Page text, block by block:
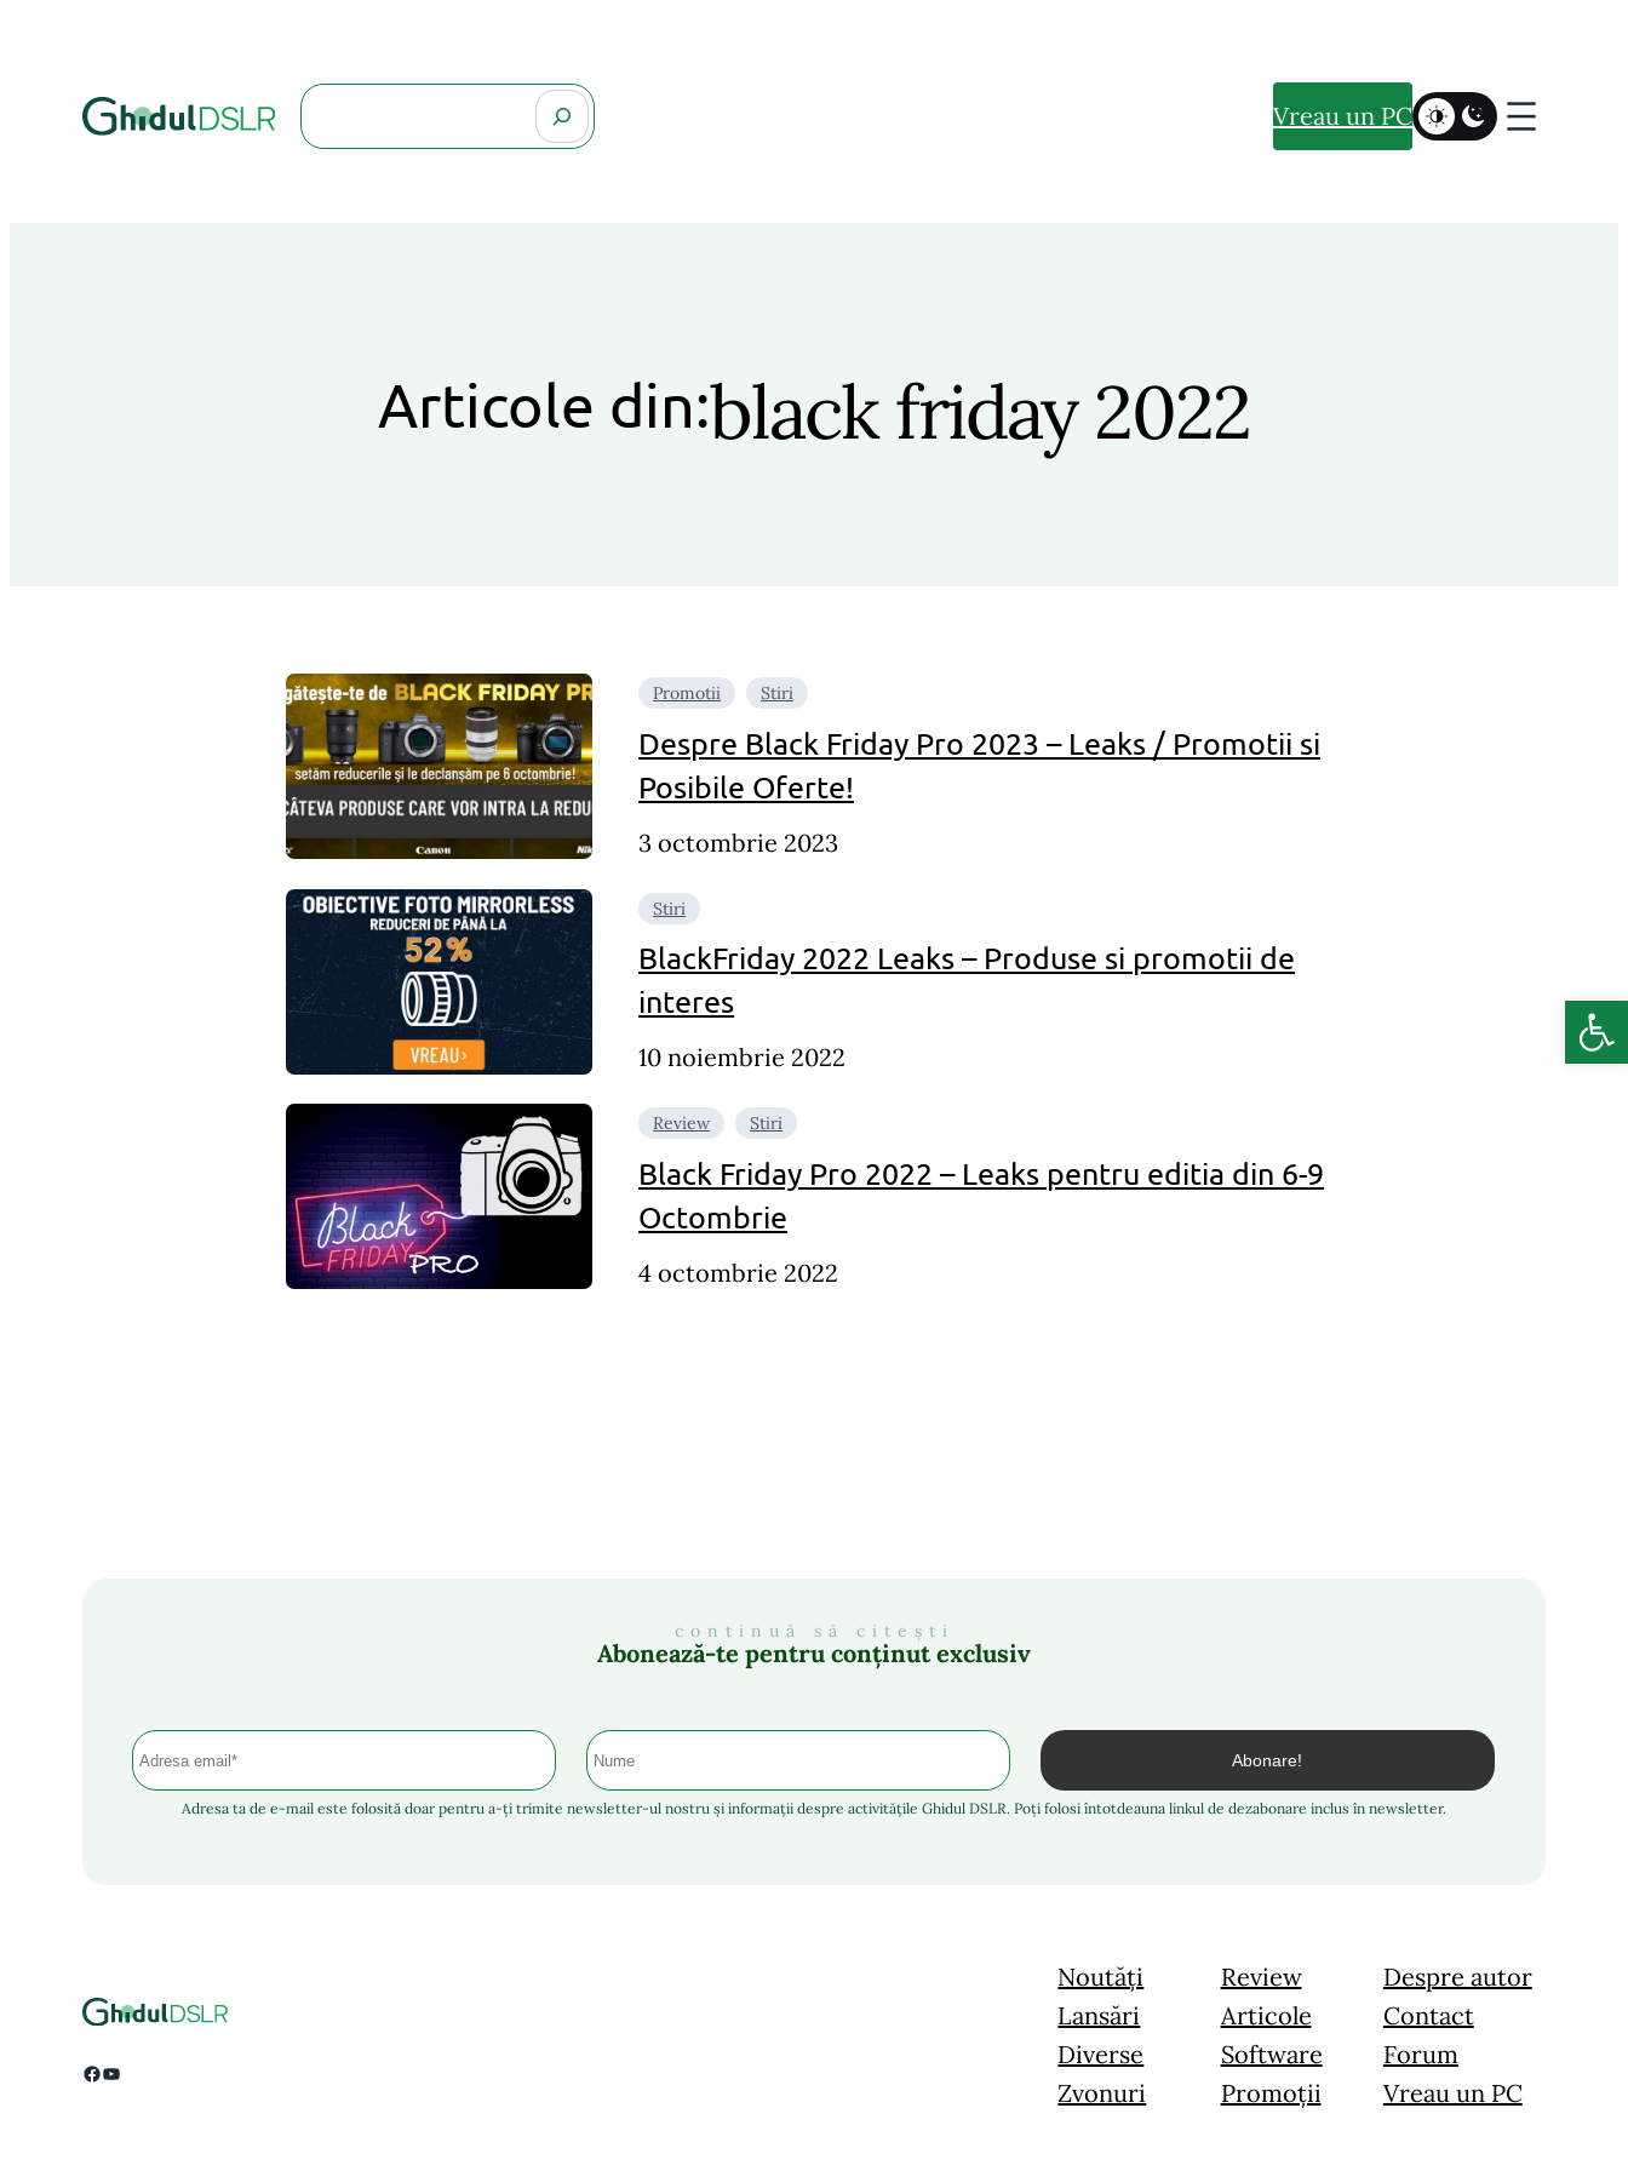
Search Vreau un PC
Articole din:black friday 2022
Promotii Stiri
Despre Black Friday Pro 2023 – Leaks / Promotii si
Posibile Oferte!
3 octombrie 2023
Stiri
BlackFriday 2022 Leaks – Produse si promotii de
interes
10 noiembrie 2022
Review Stiri
Black Friday Pro 2022 – Leaks pentru editia din 6-9
Octombrie
4 octombrie 2022
continuă să citești
Abonează-te pentru conținut exclusiv
Adresa ta de e-mail este folosită doar pentru a-ți trimite newsletter-ul nostru și informații despre activitățile Ghidul DSLR. Poți folosi întotdeauna linkul de dezabonare inclus în newsletter.
Facebook YouTube
Noutăți
Lansări
Diverse
Zvonuri
Review
Articole
Software
Promoții
Despre autor
Contact
Forum
Vreau un PC